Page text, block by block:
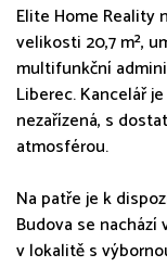
Elite Home Reality
velikosti 20,7 m²,
multifunkční
Liberec. Kancelář
nezařízená, s
atmosférou.
Na patře je k
Budova se
v lokalitě s